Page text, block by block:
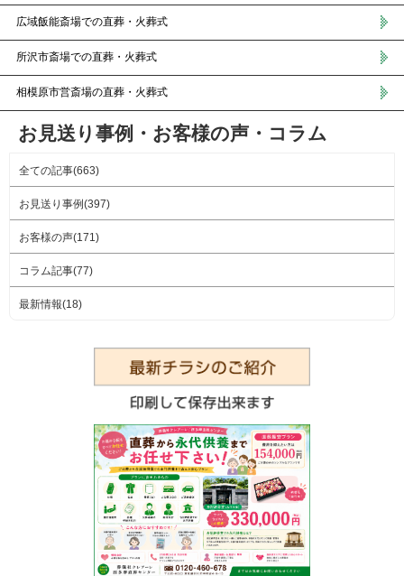
広域飯能斎場での直葬・火葬式
所沢市斎場での直葬・火葬式
相模原市営斎場の直葬・火葬式
お見送り事例・お客様の声・コラム
全ての記事(663)
お見送り事例(397)
お客様の声(171)
コラム記事(77)
最新情報(18)